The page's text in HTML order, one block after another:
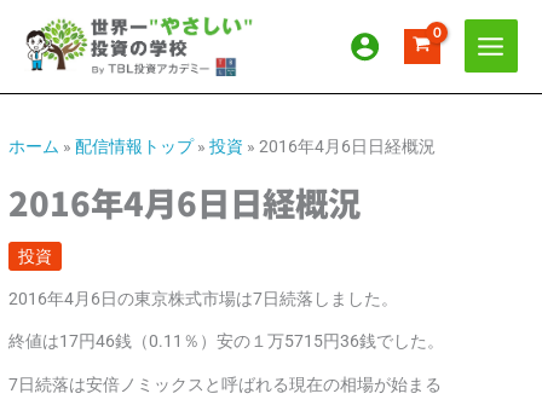
ス
ッホーム »配信情報トップ»投資 »2016年4月6日日経概況
2016年4月6日日経概況
投資
2016年4月6日の東京株式市場は7日続落しました。
終値は17円46銭（0.11％）安の１万5715円36銭でした。
7日続落は安倍ノミックスと呼ばれる現在の相場が始まる
ー
ブ
テ
ー